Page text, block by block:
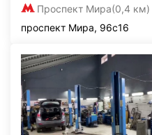
Проспект Мира(0,4 км)
проспект Мира, 96с16